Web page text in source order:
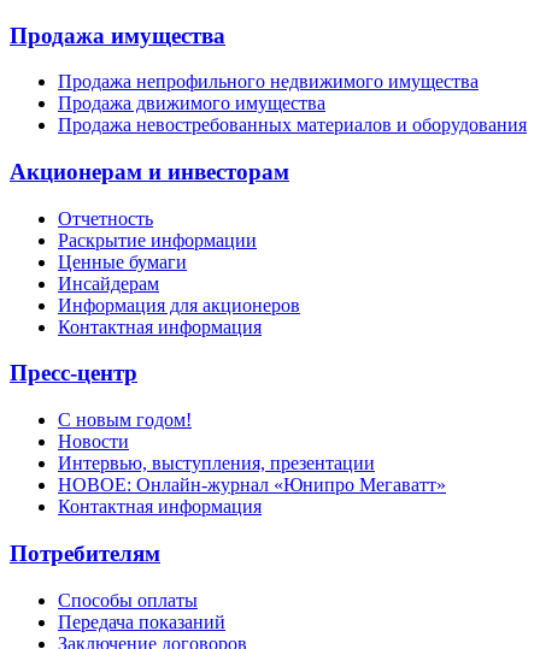
Продажа имущества
Продажа непрофильного недвижимого имущества
Продажа движимого имущества
Продажа невостребованных материалов и оборудования
Акционерам и инвесторам
Отчетность
Раскрытие информации
Ценные бумаги
Инсайдерам
Информация для акционеров
Контактная информация
Пресс-центр
С новым годом!
Новости
Интервью, выступления, презентации
НОВОЕ: Онлайн-журнал «Юнипро Мегаватт»
Контактная информация
Потребителям
Способы оплаты
Передача показаний
Заключение договоров